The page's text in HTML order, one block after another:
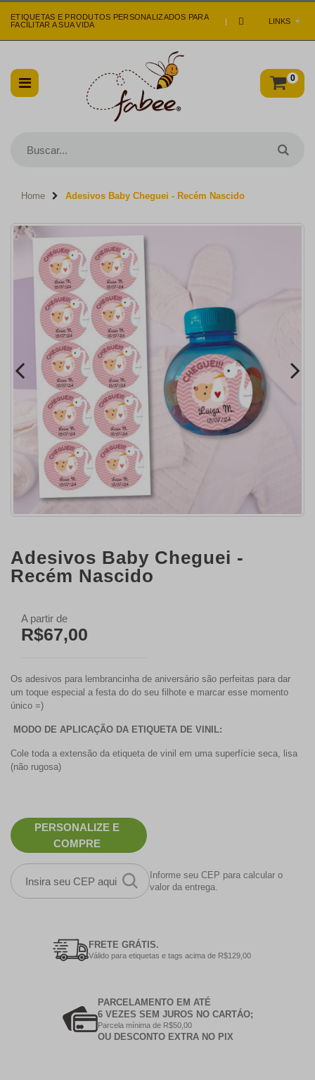
LINKS
ETIQUETAS E PRODUTOS PERSONALIZADOS PARA
FACILITAR A SUA VIDA
|
0
Home Adesivos Baby Cheguei - Recém Nascido
Adesivos Baby Cheguei -
Recém Nascido
A partir de
R$67,00
Os adesivos para lembrancinha de aniversário são perfeitas para dar
um toque especial a festa do do seu filhote e marcar esse momento
único =)
MODO DE APLICAÇÃO DA ETIQUETA DE VINIL:
Cole toda a extensão da etiqueta de vinil em uma superfície seca, lisa
(não rugosa)
PERSONALIZE E
COMPRE
Informe seu CEP para calcular o
valor da entrega.
FRETE GRÁTIS.
Válido para etiquetas e tags acima de R$129,00
PARCELAMENTO EM ATÉ
6 VEZES SEM JUROS NO CARTÁO;
Parcela mínima de R$50,00
OU DESCONTO EXTRA NO PIX